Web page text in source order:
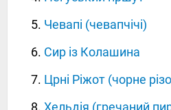
Чевапі (чевапчічі)
Сир із Колашина
Црні Ріжот (чорне